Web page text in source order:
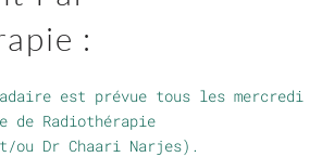
:
est prévue tous les mercredi
de Radiothérapie
ou Dr Chaari Narjes).